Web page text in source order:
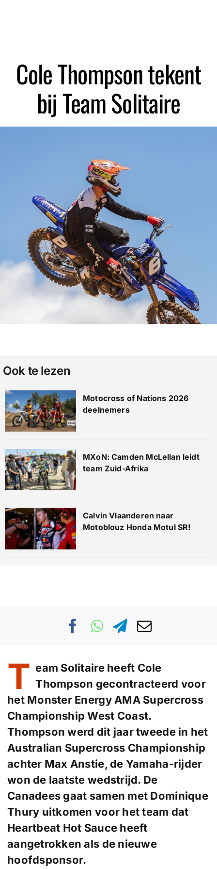
Cole Thompson tekent
bij Team Solitaire
Ook te lezen
Motocross of Nations 2026
deelnemers
MXoN: Camden McLellan leidt
team Zuid-Afrika
Calvin Vlaanderen naar
Motoblouz Honda Motul SR!
T eam Solitaire heeft Cole
Thompson gecontracteerd voor
het Monster Energy AMA Supercross
Championship West Coast.
Thompson werd dit jaar tweede in het
Australian Supercross Championship
achter Max Anstie, de Yamaha-rijder
won de laatste wedstrijd. De
Canadees gaat samen met Dominique
Thury uitkomen voor het team dat
Heartbeat Hot Sauce heeft
aangetrokken als de nieuwe
hoofdsponsor.